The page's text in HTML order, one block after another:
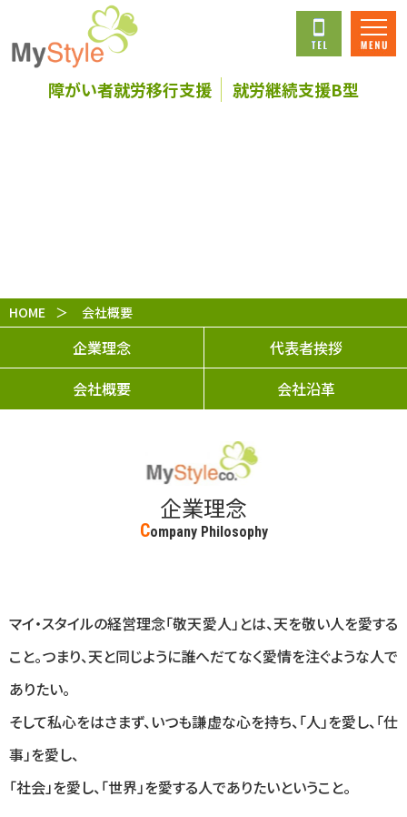
障がい者就労移行支援 就労継続支援B型
HOME 会社概要
企業理念
代表者挨拶
会社概要
会社沿革
企業理念
Company Philosophy
マイ・スタイルの経営理念「敬天愛人」とは、天を敬い人を愛する
こと。つまり、天と同じように誰へだてなく愛情を注ぐような人で
ありたい。
そして私心をはさまず、いつも謙虚な心を持ち、「人」を愛し、「仕
事」を愛し、
「社会」を愛し、「世界」を愛する人でありたいということ。